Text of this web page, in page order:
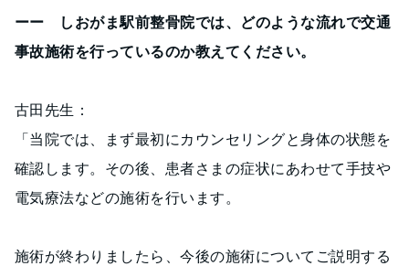
ーー しおがま駅前整骨院では、どのような流れで交通
事故施術を行っているのか教えてください。
古田先生：
「当院では、まず最初にカウンセリングと身体の状態を
確認します。その後、患者さまの症状にあわせて手技や
電気療法などの施術を行います。
施術が終わりましたら、今後の施術についてご説明する